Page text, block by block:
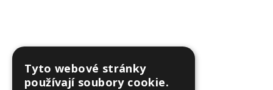
Tyto webové stránky
používají soubory cookie.